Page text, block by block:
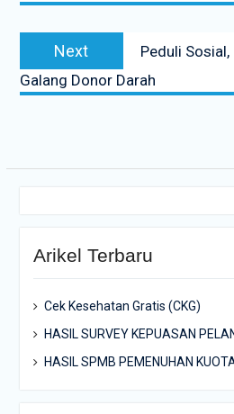
Next
post:
Peduli
Galang Donor Darah
Arikel Terbaru
Cek Kesehatan Gratis (CKG)
HASIL SURVEY KEPUASAN
HASIL SPMB PEMENUHAN